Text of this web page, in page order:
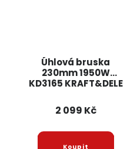
Úhlová bruska
230mm 1950W
KD3165 KRAFT&DELE
2 099 Kč